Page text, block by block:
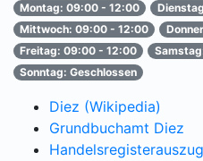
Montag: 09:00 - 12:00
Mittwoch: 09:00 - 12:00
Freitag: 09:00 - 12:00
Sonntag: Geschlossen
Diez (Wikipedia)
Grundbuchamt Diez